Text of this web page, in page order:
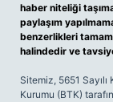
haber niteliği
paylaşım
benzerlikleri
halindedir ve
Sitemiz, 5651
Kurumu (BTK)